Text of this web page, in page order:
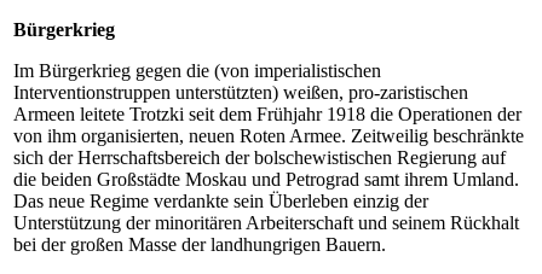
Bürgerkrieg
Im Bürgerkrieg gegen die (von imperialistischen
Interventionstruppen unterstützten) weißen, pro-zaristischen
Armeen leitete Trotzki seit dem Frühjahr 1918 die Operationen der
von ihm organisierten, neuen Roten Armee. Zeitweilig beschränkte
sich der Herrschaftsbereich der bolschewistischen Regierung auf
die beiden Großstädte Moskau und Petrograd samt ihrem Umland.
Das neue Regime verdankte sein Überleben einzig der
Unterstützung der minoritären Arbeiterschaft und seinem Rückhalt
bei der großen Masse der landhungrigen Bauern.